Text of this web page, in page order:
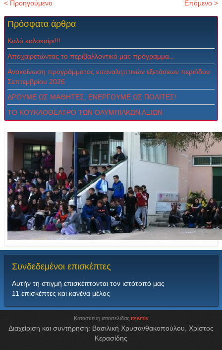
< Προηγούμενο Επόμενο >
Πρόσφατα άρθρα
Καλό καλοκαίρι!!!
Αποχαιρετώντας το περιβαλλοντικό μας πρόγραμμα...
Ανακοίνωση προγράμματος επαναληπτικών εξετάσεων περιόδου
Σεπτεμβρίου 2026
ΔPOYME ΩΣ MAΘHTEΣ, ENEPΓOYME ΩΣ ΠOΛITEΣ!
ΤΟ ΚΟΥΚΛΟΘΕΑΤΡΟ ΤΩΝ ΟΛΥΜΠΙΑΚΩΝ ΑΞΙΩΝ
Συνδεδεμένοι επισκέπτες
Αυτήν τη στιγμή επισκέπτονται τον ιστότοπό μας
11 επισκέπτες και κανένα μέλος
Κατασκευη ιστοσελιδας ttsamis
Διαχείριση και συντήρηση: Βασιλική Χρυσανθακοπούλου, Χρίστος
Κερασίδης